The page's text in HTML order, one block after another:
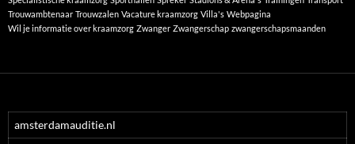
Trouwambtenaar Trouwzalen Vacature kraamzorg Villa's Webpagina
Wil je informatie over kraamzorg Zwanger Zwangerschap zwangerschapsmaanden
amsterdamauditie.nl